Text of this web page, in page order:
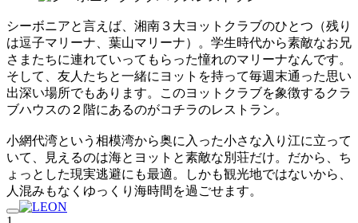
シーボニアと言えば、湘南３大ヨットクラブのひとつ（残り
は逗子マリーナ、葉山マリーナ）。学生時代から素敵なお兄
さまたちに連れていってもらった憧れのマリーナなんです。
そして、友人たちと一緒にヨットを持って毎週末通った思い
出深い場所でもあります。このヨットクラブを象徴するクラ
ブハウスの２階にあるのがコチラのレストラン。
小網代湾という相模湾から奥に入った小さな入り江に立って
いて、見えるのは海とヨットと素敵な別荘だけ。だから、ち
ょっとした現実逃避にも最適。しかも観光地ではないから、
人混みもなくゆっくり海時間を過ごせます。